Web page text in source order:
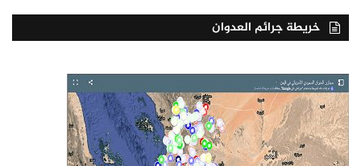
خريطة جرائم العدوان